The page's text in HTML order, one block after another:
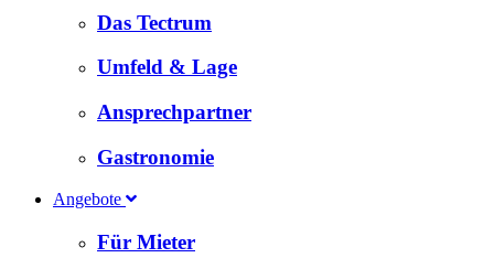
Das Tectrum
Umfeld & Lage
Ansprechpartner
Gastronomie
Angebote
Für Mieter